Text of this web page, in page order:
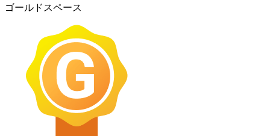
ゴールドスペース